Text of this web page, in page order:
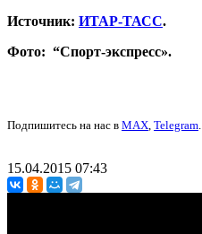
Источник: ИТАР-ТАСС.
Фото: “Спорт-экспресс».
Подпишитесь на нас в MAX, Telegram.
15.04.2015 07:43